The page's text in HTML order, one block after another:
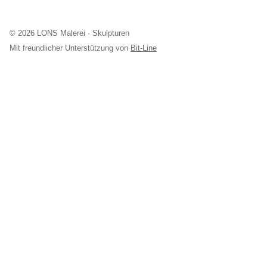
© 2026 LONS Malerei · Skulpturen
Mit freundlicher Unterstützung von Bit-Line